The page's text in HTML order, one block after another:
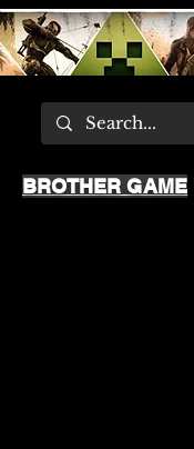
BROTHER GAME